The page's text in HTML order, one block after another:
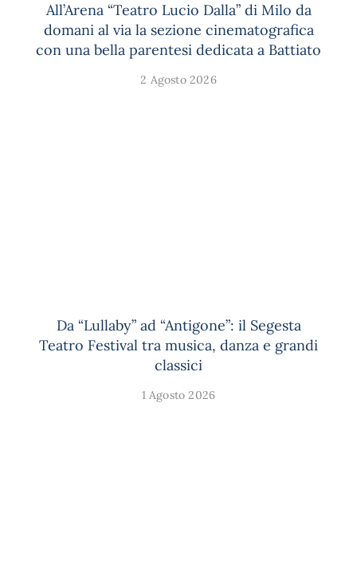
All’Arena “Teatro Lucio Dalla” di Milo da
domani al via la sezione cinematografica
con una bella parentesi dedicata a Battiato
2 Agosto 2026
Da “Lullaby” ad “Antigone”: il Segesta
Teatro Festival tra musica, danza e grandi
classici
1 Agosto 2026